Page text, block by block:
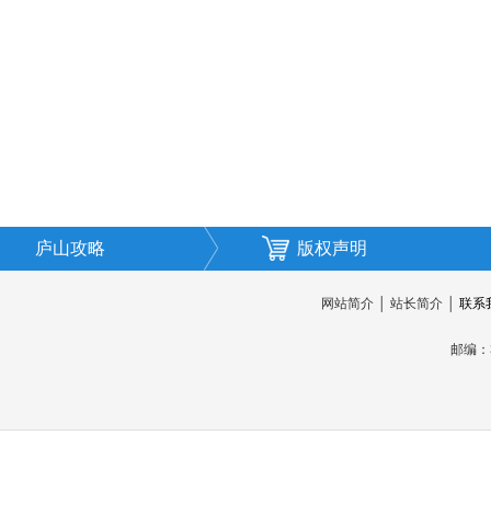
庐山攻略 版权声明
网站简介│ 站长简介│ 联系
邮编